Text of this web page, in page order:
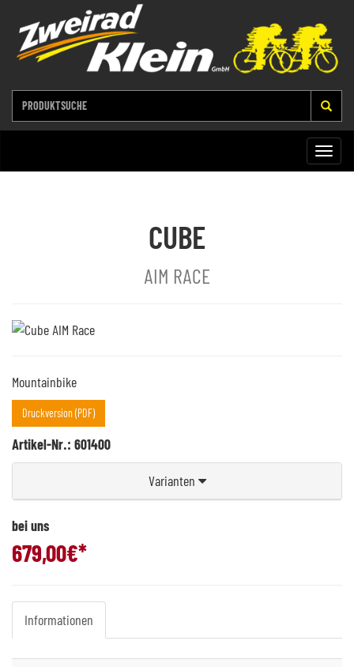
Toggle
CUBE
AIM RACE
Mountainbike
Druckversion (PDF)
Artikel-Nr.: 601400
Varianten
bei uns
679,00€*
Informationen